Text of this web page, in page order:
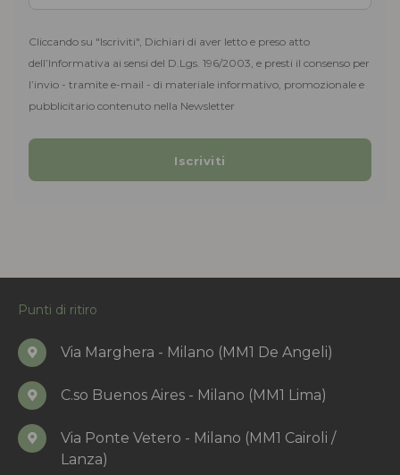
Cliccando su "Iscriviti", Dichiari di aver letto e preso atto
dell’Informativa ai sensi del D.Lgs. 196/2003, e presti il consenso per
l’invio - tramite e-mail - di materiale informativo, promozionale e
pubblicitario contenuto nella Newsletter
Punti di ritiro
Via Marghera - Milano (MM1 De Angeli)
C.so Buenos Aires - Milano (MM1 Lima)
Via Ponte Vetero - Milano (MM1 Cairoli /
Lanza)